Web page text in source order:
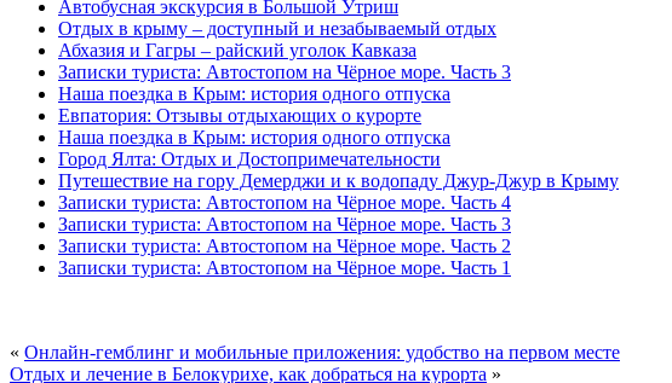
Автобусная экскурсия в Большой Утриш
Отдых в крыму – доступный и незабываемый отдых
Абхазия и Гагры – райский уголок Кавказа
Записки туриста: Aвтостопом на Чёрное море. Часть 3
Наша поездка в Крым: история одного отпуска
Евпатория: Отзывы отдыхающих о курорте
Наша поездка в Крым: история одного отпуска
Город Ялта: Отдых и Достопримечательности
Путешествие на гору Демерджи и к водопаду Джур-Джур в Крыму
Записки туриста: Aвтостопом на Чёрное море. Часть 4
Записки туриста: Aвтостопом на Чёрное море. Часть 3
Записки туриста: Aвтостопом на Чёрное море. Часть 2
Записки туриста: Aвтостопом на Чёрное море. Часть 1
« Онлайн-гемблинг и мобильные приложения: удобство на первом месте
Отдых и лечение в Белокурихе, как добраться на курорта »